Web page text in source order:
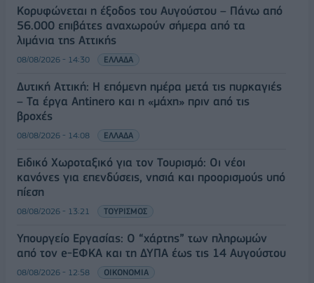
Κορυφώνεται η έξοδος του Αυγούστου – Πάνω από
56.000 επιβάτες αναχωρούν σήμερα από τα
λιμάνια της Αττικής
08/08/2026 - 14:30 ΕΛΛΑΔΑ
Δυτική Αττική: Η επόμενη ημέρα μετά τις πυρκαγιές
– Τα έργα Antinero και η «μάχη» πριν από τις
βροχές
08/08/2026 - 14:08 ΕΛΛΑΔΑ
Ειδικό Χωροταξικό για τον Τουρισμό: Οι νέοι
κανόνες για επενδύσεις, νησιά και προορισμούς υπό
πίεση
08/08/2026 - 13:21 ΤΟΥΡΙΣΜΟΣ
Υπουργείο Εργασίας: Ο “χάρτης” των πληρωμών
από τον e-ΕΦΚΑ και τη ΔΥΠΑ έως τις 14 Αυγούστου
08/08/2026 - 12:58 ΟΙΚΟΝΟΜΙΑ